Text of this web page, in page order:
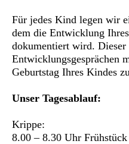
Für jedes Kind legen wir
dem die Entwicklung
dokumentiert wird.
Entwicklungsgesprächen
Geburtstag Ihres Kindes
Unser Tagesablauf:
Krippe:
8.00 – 8.30 Uhr Frühstück